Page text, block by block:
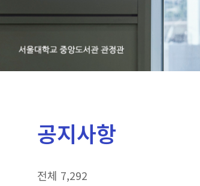
공지사항
전체 7,292